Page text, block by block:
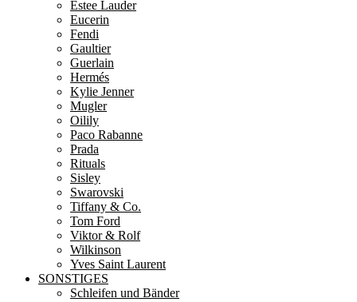
Estee Lauder
Eucerin
Fendi
Gaultier
Guerlain
Hermés
Kylie Jenner
Mugler
Oilily
Paco Rabanne
Prada
Rituals
Sisley
Swarovski
Tiffany & Co.
Tom Ford
Viktor & Rolf
Wilkinson
Yves Saint Laurent
SONSTIGES
Schleifen und Bänder